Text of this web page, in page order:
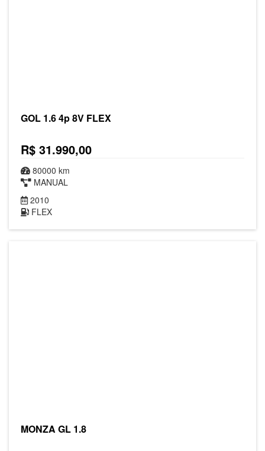
GOL 1.6 4p 8V FLEX
R$ 31.990,00
80000 km
MANUAL
2010
FLEX
MONZA GL 1.8